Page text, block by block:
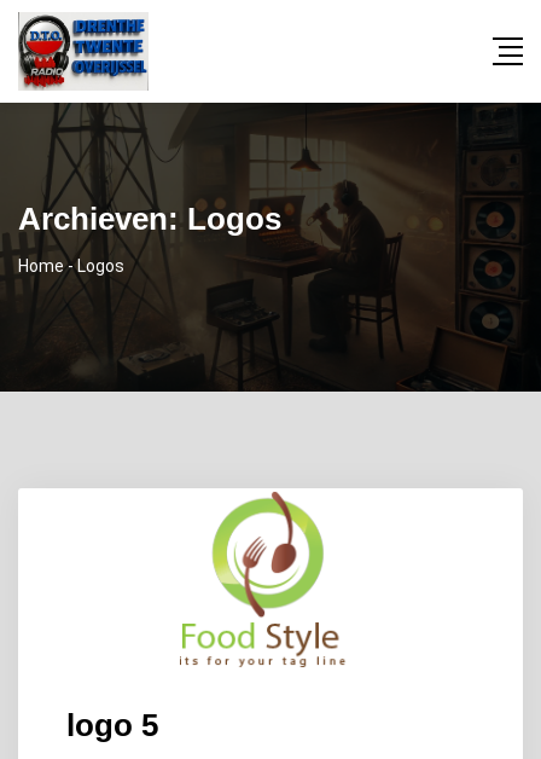
Archieven: Logos
Home-Logos
logo 5